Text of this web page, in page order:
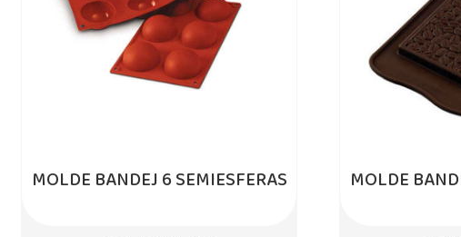
MOLDE BANDEJ 6 SEMIESFERAS MOLDE